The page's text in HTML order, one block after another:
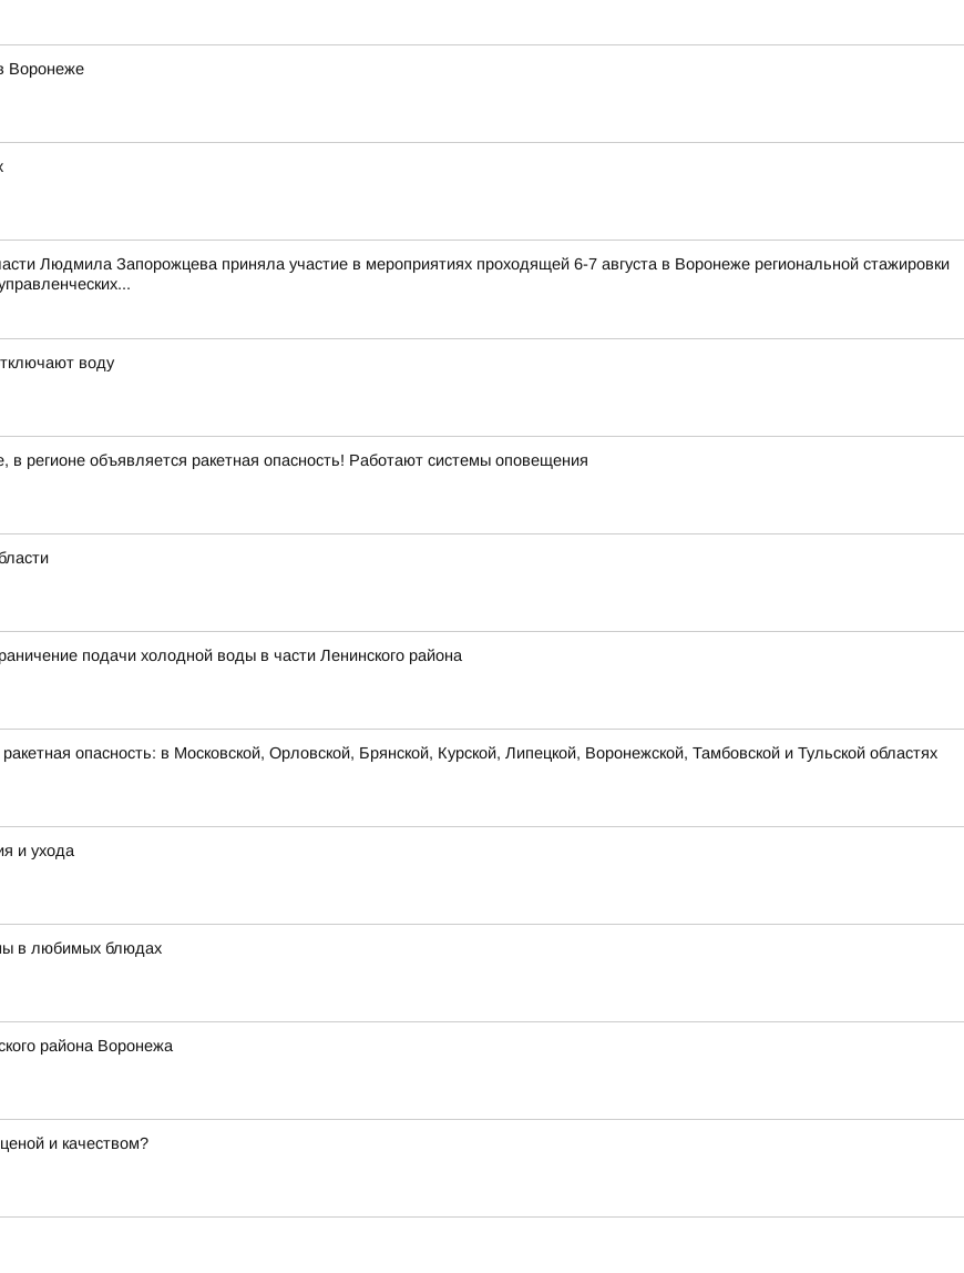
Воронеже
Людмила Запорожцева приняла участие в мероприятиях проходящей 6-7 августа в Воронеже региональной стажировки
воду
регионе объявляется ракетная опасность! Работают системы оповещения
подачи холодной воды в части Ленинского района
опасность: в Московской, Орловской, Брянской, Курской, Липецкой, Воронежской, Тамбовской и Тульской областях
и ухода
в любимых блюдах
района Воронежа
и качеством?